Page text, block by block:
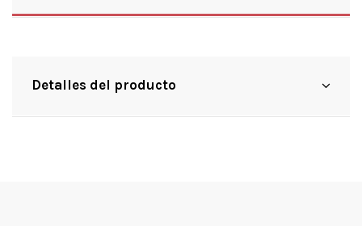
Detalles del producto